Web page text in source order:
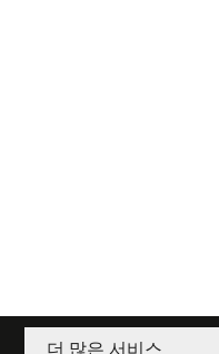
더 많은 서비스